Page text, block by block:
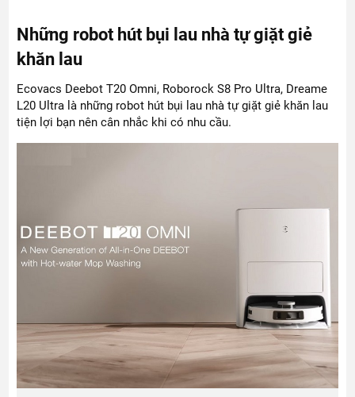
Những robot hút bụi lau nhà tự giặt giẻ
khăn lau
Ecovacs Deebot T20 Omni, Roborock S8 Pro Ultra, Dreame
L20 Ultra là những robot hút bụi lau nhà tự giặt giẻ khăn lau
tiện lợi bạn nên cân nhắc khi có nhu cầu.